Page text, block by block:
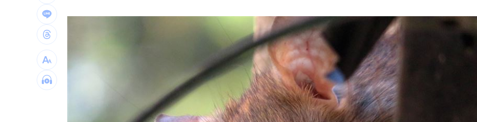
日本銀髮族瘋工作 逾4成想做到80歲 05:05
解散統促黨？他曝翁曉玲一招：恐白忙一場 04:58
疫苗真相！蔣萬安嗆一句 謝金河痛心發聲 04:43
股災這8檔規模逆勢創高 它最猛成長逾10% 04:20
台灣彩券開獎直播中 20:31